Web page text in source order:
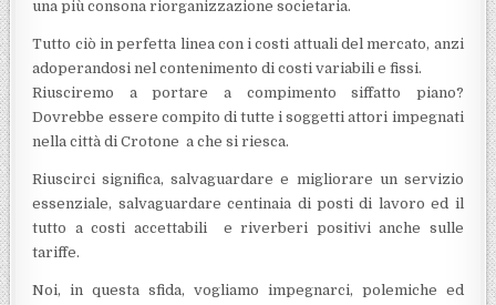
una più consona riorganizzazione societaria.
Tutto ciò in perfetta linea con i costi attuali del mercato, anzi
adoperandosi nel contenimento di costi variabili e fissi.
Riusciremo a portare a compimento siffatto piano?
Dovrebbe essere compito di tutte i soggetti attori impegnati
nella città di Crotone a che si riesca.
Riuscirci significa, salvaguardare e migliorare un servizio
essenziale, salvaguardare centinaia di posti di lavoro ed il
tutto a costi accettabili e riverberi positivi anche sulle
tariffe.
Noi, in questa sfida, vogliamo impegnarci, polemiche ed